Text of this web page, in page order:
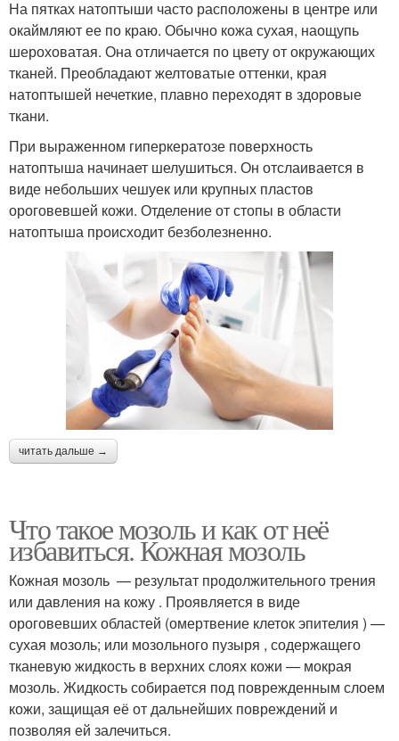
На пятках натоптыши часто расположены в центре или
окаймляют ее по краю. Обычно кожа сухая, наощупь
шероховатая. Она отличается по цвету от окружающих
тканей. Преобладают желтоватые оттенки, края
натоптышей нечеткие, плавно переходят в здоровые
ткани.
При выраженном гиперкератозе поверхность
натоптыша начинает шелушиться. Он отслаивается в
виде небольших чешуек или крупных пластов
ороговевшей кожи. Отделение от стопы в области
натоптыша происходит безболезненно.
читать дальше →
Что такое мозоль и как от неё
избавиться. Кожная мозоль
Кожная мозоль — результат продолжительного трения
или давления на кожу . Проявляется в виде
ороговевших областей (омертвение клеток эпителия ) —
сухая мозоль; или мозольного пузыря , содержащего
тканевую жидкость в верхних слоях кожи — мокрая
мозоль. Жидкость собирается под поврежденным слоем
кожи, защищая её от дальнейших повреждений и
позволяя ей залечиться.